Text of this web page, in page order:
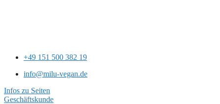
+49 151 500 382 19
info@milu-vegan.de
Infos zu Seiten
Geschäftskunde